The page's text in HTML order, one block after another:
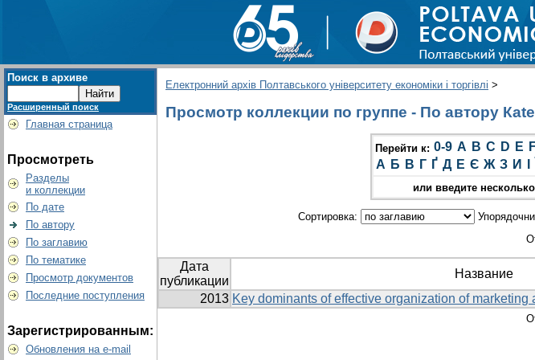
Поиск в архиве
Расширенный поиск
Главная страница
Просмотреть
Разделы
и коллекции
По дате
По автору
По заглавию
По тематике
Просмотр документов
Последние поступления
Зарегистрированным:
Обновления на e-mail
Електронний архів Полтавського університету економіки і торгівлі >
Просмотр коллекции по группе - По автору
Перейти к: 0-9 A B C D E
А Б В Г Ґ Д Е Є Ж З И
или введите
Сортировка:
Дата
публикации
Название
2013 Key dominants of effective organization of